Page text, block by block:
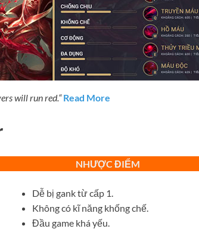
will run red.“ Read More
NHƯỢC ĐIỂM
Dễ bị gank từ cấp 1.
Không có kĩ năng khống chế.
Đầu game khá yếu.